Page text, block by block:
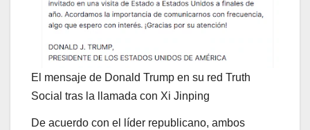
El mensaje de Donald Trump en su red Truth
Social tras la llamada con Xi Jinping
De acuerdo con el líder republicano, ambos